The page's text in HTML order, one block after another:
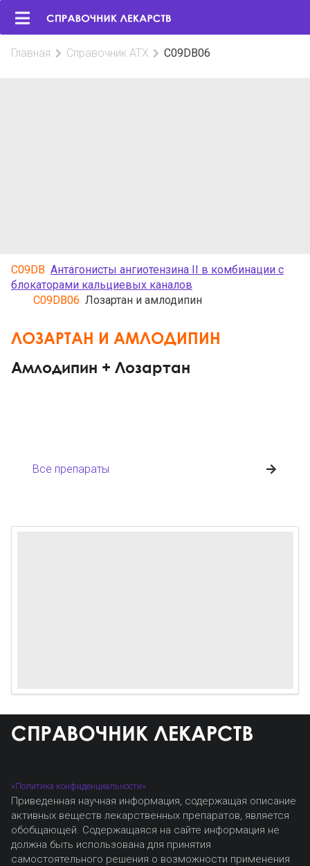
Главная Справочник АТХ C09DB06
C09DB Антагонисты ангиотензина II в комбинации с
блокаторами кальциевых каналов
C09DB06 Лозартан и амлодипин
ЛОЗАРТАН И АМЛОДИПИН
Амлодипин + Лозартан
Все препараты
«Политика конфиденциальности»
Приведенная научная информация, содержащая описание
активных веществ лекарственных препаратов, является
обобщающей. Содержащаяся на сайте информация не
должна быть использована для принятия
самостоятельного решения о возможности применения